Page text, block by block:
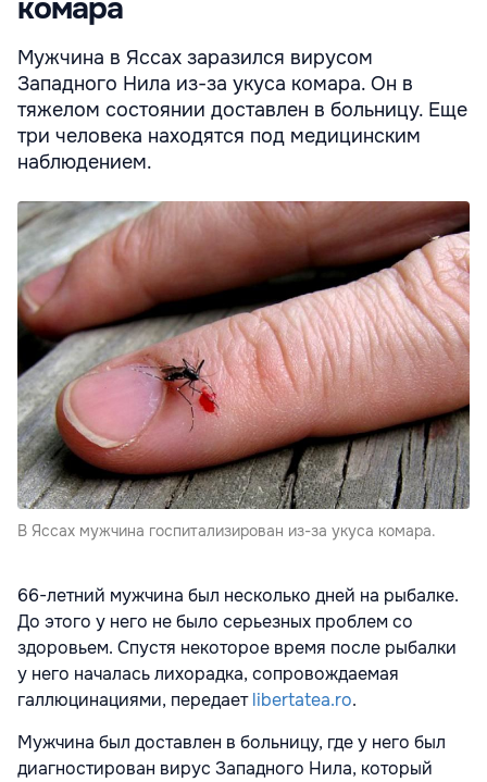
комара
Мужчина в Яссах заразился вирусом
Западного Нила из-за укуса комара. Он в
тяжелом состоянии доставлен в больницу. Еще
три человека находятся под медицинским
наблюдением.
В Яссах мужчина госпитализирован из-за укуса комара.
66-летний мужчина был несколько дней на рыбалке.
До этого у него не было серьезных проблем со
здоровьем. Спустя некоторое время после рыбалки
у него началась лихорадка, сопровождаемая
галлюцинациями, передаетlibertatea.ro.
Мужчина был доставлен в больницу, где у него был
диагностирован вирус Западного Нила, который